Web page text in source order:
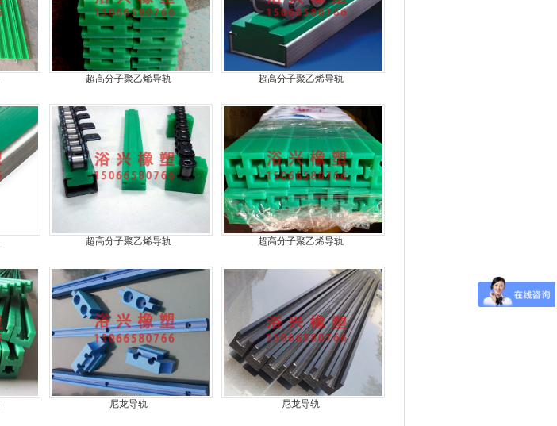
超高分子聚乙烯导轨 超高分子聚乙烯导轨
超高分子聚乙烯导轨 超高分子聚乙烯导轨
尼龙导轨 尼龙导轨